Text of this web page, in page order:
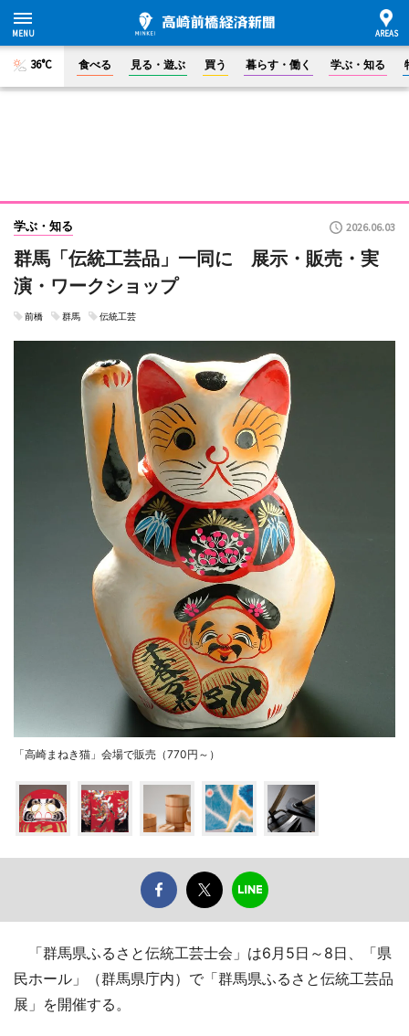
36°C 食べる 見る・遊ぶ 買う 暮らす・働く 学ぶ・知る
学ぶ・知る 2026.06.03
群馬「伝統工芸品」一同に 展示・販売・実
演・ワークショップ
前橋 群馬 伝統工芸
「高崎まねき猫」会場で販売（770円～）
「群馬県ふるさと伝統工芸士会」は6月5日～8日、「県
民ホール」（群馬県庁内）で「群馬県ふるさと伝統工芸品
展」を開催する。